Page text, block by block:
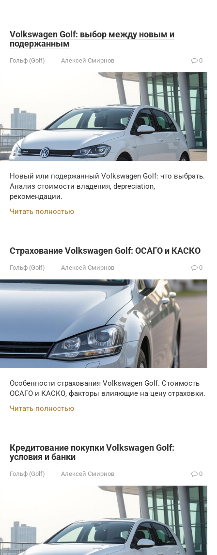
Volkswagen Golf: выбор между новым и
подержанным
Гольф (Golf) Алексей Смирнов 0
Новый или подержанный Volkswagen Golf: что выбрать.
Анализ стоимости владения, depreciation,
рекомендации.
Читать полностью
Страхование Volkswagen Golf: ОСАГО и КАСКО
Гольф (Golf) Алексей Смирнов 0
Особенности страхования Volkswagen Golf. Стоимость
ОСАГО и КАСКО, факторы влияющие на цену страховки.
Читать полностью
Кредитование покупки Volkswagen Golf:
условия и банки
Гольф (Golf) Алексей Смирнов 0